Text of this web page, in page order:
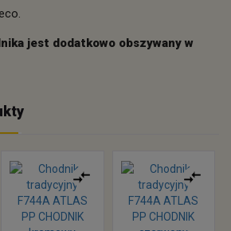
jest dodatkowo obszywany w